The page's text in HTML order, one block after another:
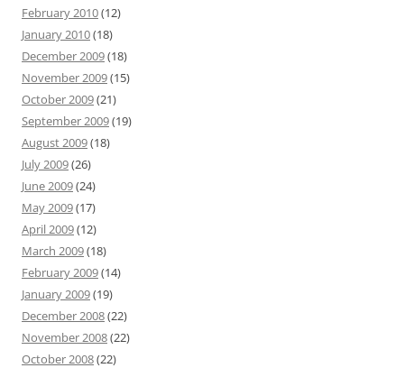
February 2010(12)
January 2010(18)
December 2009(18)
November 2009(15)
October 2009(21)
September 2009(19)
August 2009(18)
July 2009(26)
June 2009(24)
May 2009(17)
April 2009(12)
March 2009(18)
February 2009(14)
January 2009(19)
December 2008(22)
November 2008(22)
October 2008(22)